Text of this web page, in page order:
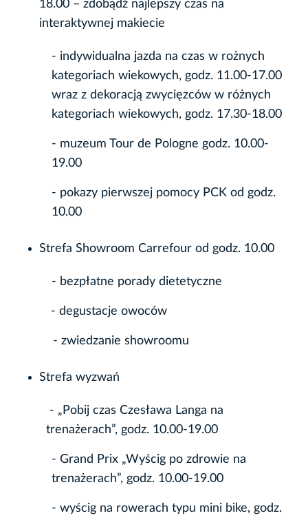
18.00 – zdobądź najlepszy czas na
interaktywnej makiecie
- indywidualna jazda na czas w rożnych
kategoriach wiekowych, godz. 11.00-17.00
wraz z dekoracją zwycięzców w różnych
kategoriach wiekowych, godz. 17.30-18.00
- muzeum Tour de Pologne godz. 10.00-
19.00
- pokazy pierwszej pomocy PCK od godz.
10.00
Strefa Showroom Carrefour od godz. 10.00
- bezpłatne porady dietetyczne
- degustacje owoców
- zwiedzanie showroomu
Strefa wyzwań
- „Pobij czas Czesława Langa na
trenażerach”, godz. 10.00-19.00
- Grand Prix „Wyścig po zdrowie na
trenażerach”, godz. 10.00-19.00
- wyścig na rowerach typu mini bike, godz.